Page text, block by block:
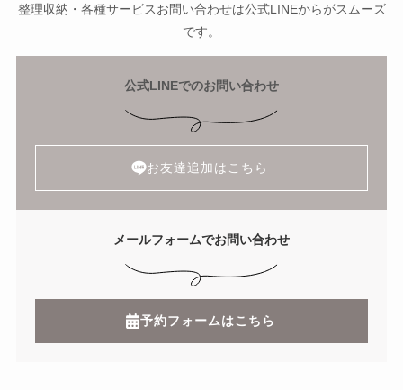
整理収納・各種サービスお問い合わせは公式LINEからがスムーズ
です。
公式LINEでのお問い合わせ
お友達追加はこちら
メールフォームでお問い合わせ
予約フォームはこちら